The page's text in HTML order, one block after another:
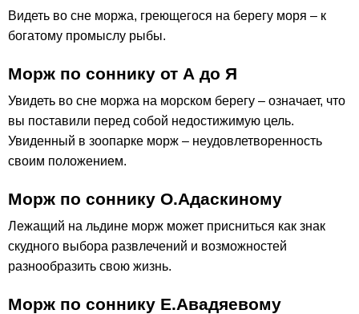
Видеть во сне моржа, греющегося на берегу моря – к
богатому промыслу рыбы.
Морж по соннику от А до Я
Увидеть во сне моржа на морском берегу – означает, что
вы поставили перед собой недостижимую цель.
Увиденный в зоопарке морж – неудовлетворенность
своим положением.
Морж по соннику О.Адаскиному
Лежащий на льдине морж может присниться как знак
скудного выбора развлечений и возможностей
разнообразить свою жизнь.
Морж по соннику Е.Авадяевому